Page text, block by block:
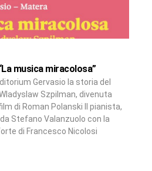
musica miracolosa”
Gervasio la storia del
Szpilman, divenuta
di Roman Polanski Il pianista,
Stefano Valanzuolo con la
di Francesco Nicolosi